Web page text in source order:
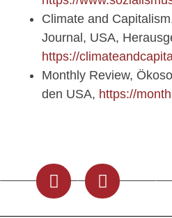
Climate and
Journal, USA,
https://
Monthly Review,
den USA, https://